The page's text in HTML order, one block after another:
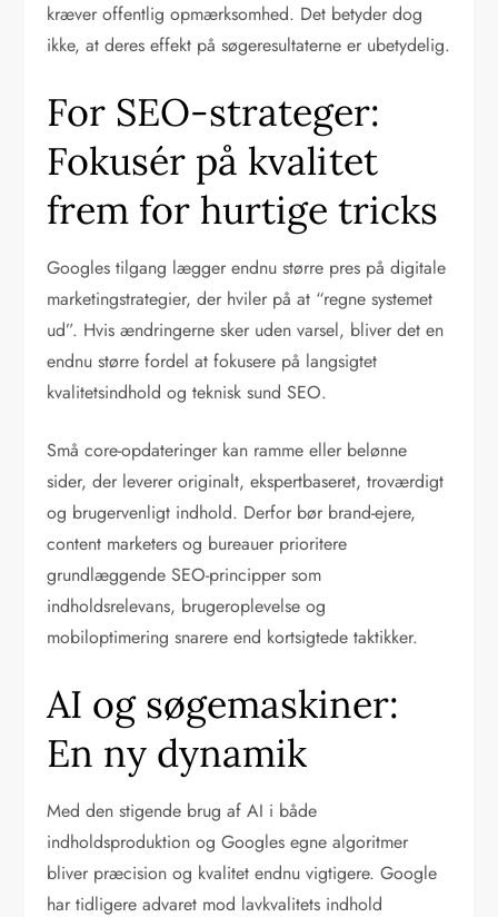
kræver offentlig opmærksomhed. Det betyder dog
ikke, at deres effekt på søgeresultaterne er ubetydelig.
For SEO-strateger:
Fokusér på kvalitet
frem for hurtige tricks
Googles tilgang lægger endnu større pres på digitale
marketingstrategier, der hviler på at “regne systemet
ud”. Hvis ændringerne sker uden varsel, bliver det en
endnu større fordel at fokusere på langsigtet
kvalitetsindhold og teknisk sund SEO.
Små core-opdateringer kan ramme eller belønne
sider, der leverer originalt, ekspertbaseret, troværdigt
og brugervenligt indhold. Derfor bør brand-ejere,
content marketers og bureauer prioritere
grundlæggende SEO-principper som
indholdsrelevans, brugeroplevelse og
mobiloptimering snarere end kortsigtede taktikker.
AI og søgemaskiner:
En ny dynamik
Med den stigende brug af AI i både
indholdsproduktion og Googles egne algoritmer
bliver præcision og kvalitet endnu vigtigere. Google
har tidligere advaret mod lavkvalitets indhold